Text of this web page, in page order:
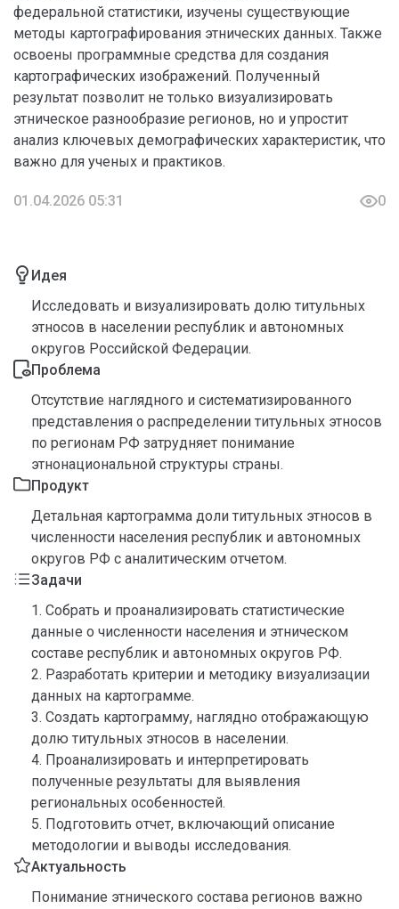
федеральной статистики, изучены существующие
методы картографирования этнических данных. Также
освоены программные средства для создания
картографических изображений. Полученный
результат позволит не только визуализировать
этническое разнообразие регионов, но и упростит
анализ ключевых демографических характеристик, что
важно для ученых и практиков.
01.04.2026 05:31 0
Идея
Исследовать и визуализировать долю титульных
этносов в населении республик и автономных
округов Российской Федерации.
Проблема
Отсутствие наглядного и систематизированного
представления о распределении титульных этносов
по регионам РФ затрудняет понимание
этнонациональной структуры страны.
Продукт
Детальная картограмма доли титульных этносов в
численности населения республик и автономных
округов РФ с аналитическим отчетом.
Задачи
1. Собрать и проанализировать статистические
данные о численности населения и этническом
составе республик и автономных округов РФ.
2. Разработать критерии и методику визуализации
данных на картограмме.
3. Создать картограмму, наглядно отображающую
долю титульных этносов в населении.
4. Проанализировать и интерпретировать
полученные результаты для выявления
региональных особенностей.
5. Подготовить отчет, включающий описание
методологии и выводы исследования.
Актуальность
Понимание этнического состава регионов важно